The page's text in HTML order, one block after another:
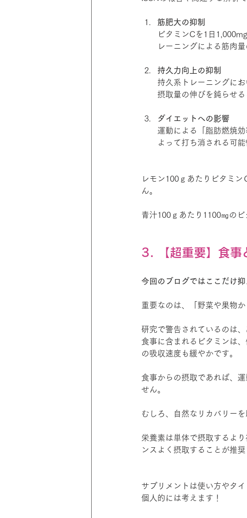
筋肥大の抑制
ビタミンCを1日
レーニングによる筋肉
持久力向上の抑制
持久系トレーニングに
摂取量の伸びを鈍らせる
ダイエットへの影響
運動による「脂肪燃焼
よって打ち消される可能
レモン100ｇあたりビタミ
ん。
青汁100ｇあたり1100㎎の
3. 【超重要】食事
今回のブログではここだけ
重要なのは、「野菜や果物
研究で警告されているのは
食事に含まれるビタミンは
の吸収速度も緩やかです。
食事からの摂取であれば、
せん。
むしろ、自然なリカバリーを
栄養素は単体で摂取するよ
ンスよく摂取することが推奨
サプリメントは使い方やタ
個人的には考えます！